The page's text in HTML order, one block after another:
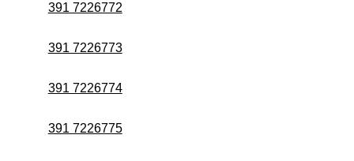
391 7226772
391 7226773
391 7226774
391 7226775